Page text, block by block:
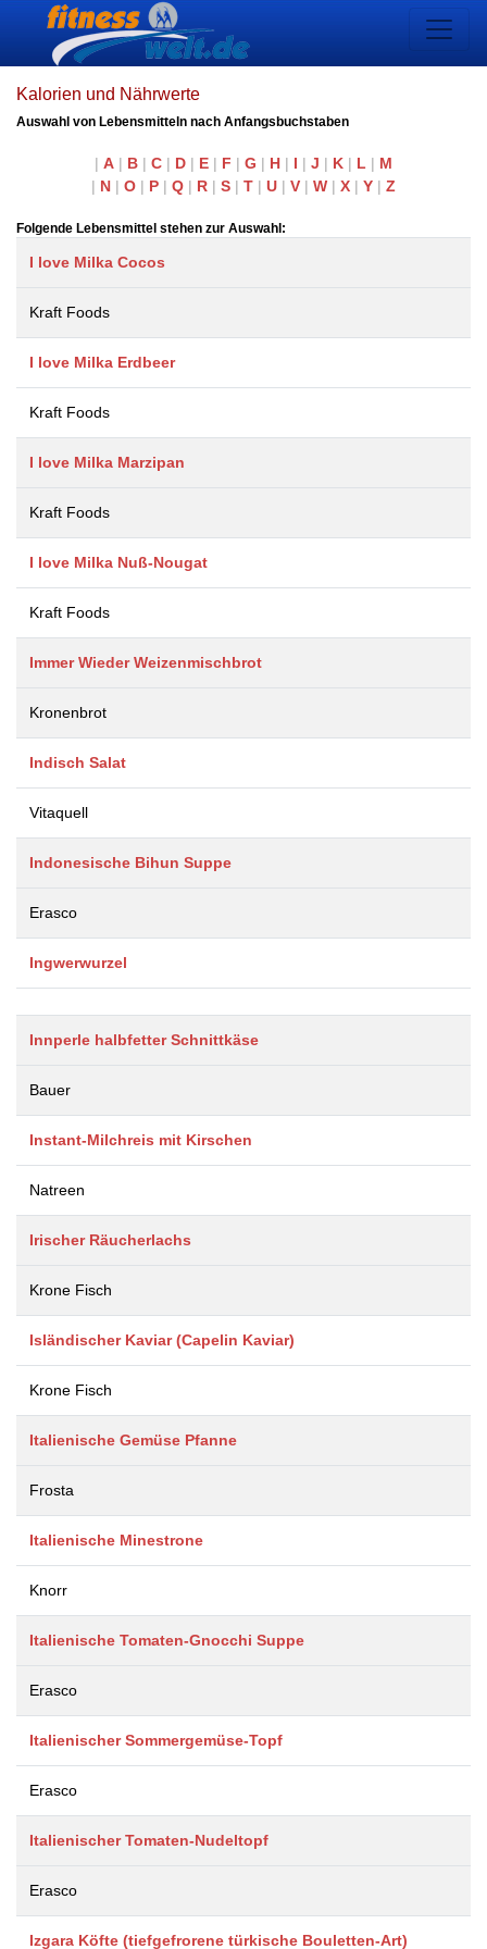
Kalorien und Nährwerte
Auswahl von Lebensmitteln nach Anfangsbuchstaben
| A | B | C | D | E | F | G | H | I | J | K | L | M
| N | O | P | Q | R | S | T | U | V | W | X | Y | Z
Folgende Lebensmittel stehen zur Auswahl:
I love Milka Cocos
Kraft Foods
I love Milka Erdbeer
Kraft Foods
I love Milka Marzipan
Kraft Foods
I love Milka Nuß-Nougat
Kraft Foods
Immer Wieder Weizenmischbrot
Kronenbrot
Indisch Salat
Vitaquell
Indonesische Bihun Suppe
Erasco
Ingwerwurzel
Innperle halbfetter Schnittkäse
Bauer
Instant-Milchreis mit Kirschen
Natreen
Irischer Räucherlachs
Krone Fisch
Isländischer Kaviar (Capelin Kaviar)
Krone Fisch
Italienische Gemüse Pfanne
Frosta
Italienische Minestrone
Knorr
Italienische Tomaten-Gnocchi Suppe
Erasco
Italienischer Sommergemüse-Topf
Erasco
Italienischer Tomaten-Nudeltopf
Erasco
Izgara Köfte (tiefgefrorene türkische Bouletten-Art)